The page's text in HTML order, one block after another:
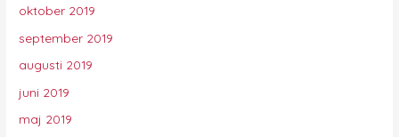
oktober 2019
september 2019
augusti 2019
juni 2019
maj 2019